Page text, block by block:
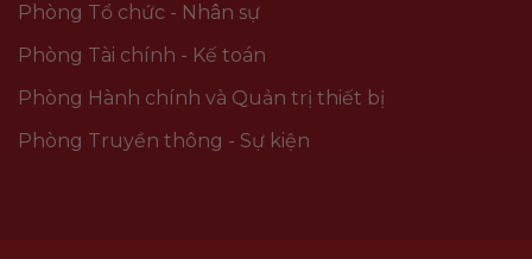
Phòng Tổ chức - Nhân sự
Phòng Tài chính - Kế toán
Phòng Hành chính và Quản trị thiết bị
Phòng Truyền thông - Sự kiện